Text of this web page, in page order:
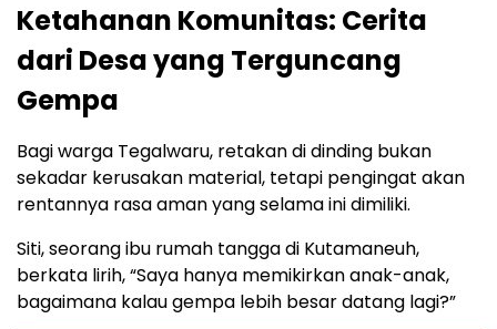
Ketahanan Komunitas: Cerita
dari Desa yang Terguncang
Gempa
Bagi warga Tegalwaru, retakan di dinding bukan
sekadar kerusakan material, tetapi pengingat akan
rentannya rasa aman yang selama ini dimiliki.
Siti, seorang ibu rumah tangga di Kutamaneuh,
berkata lirih, “Saya hanya memikirkan anak-anak,
bagaimana kalau gempa lebih besar datang lagi?”